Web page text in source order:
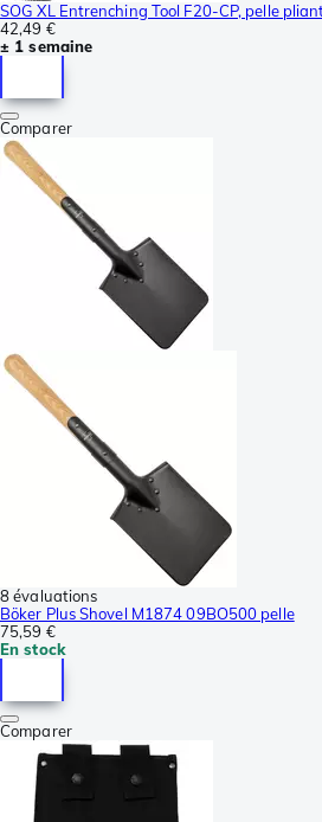
SOG XL Entrenching Tool F20-CP, pelle
42,49 €
± 1 semaine
Comparer
8 évaluations
Böker Plus Shovel M1874 09BO500 pelle
75,59 €
En stock
Comparer